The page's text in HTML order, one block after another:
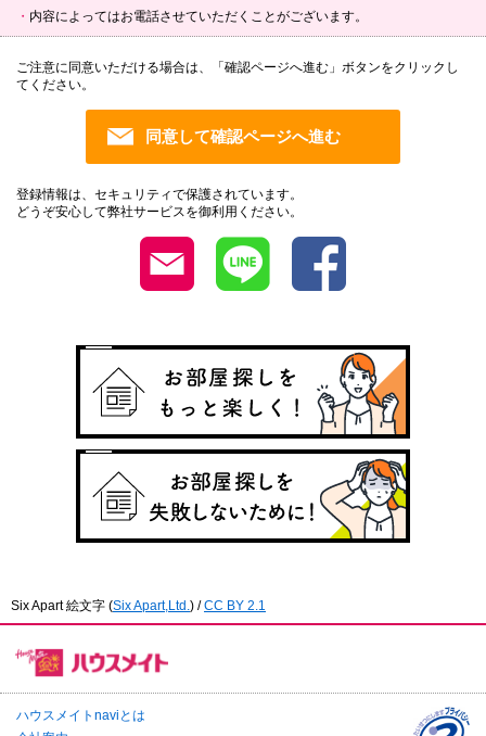
内容によってはお電話させていただくことがございます。
ご注意に同意いただける場合は、「確認ページへ進む」ボタンをクリックし
てください。
登録情報は、セキュリティで保護されています。
どうぞ安心して弊社サービスを御利用ください。
Six Apart 絵文字 (Six Apart,Ltd. ) /CC BY 2.1
ハウスメイトnaviとは